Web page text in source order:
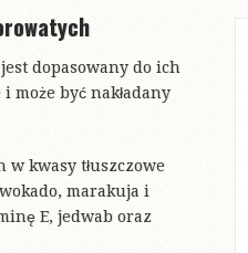
dopasowany do ich
może być nakładany
kwasy tłuszczowe
marakuja i
E, jedwab oraz